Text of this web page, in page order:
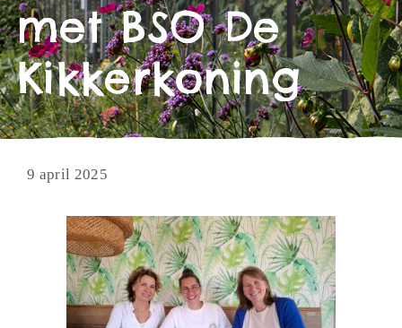
met BSO De
Kikkerkoning
9 april 2025